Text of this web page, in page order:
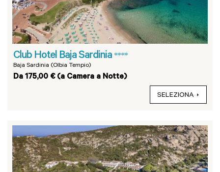
Club Hotel Baja Sardinia ****
Baja Sardinia (Olbia Tempio)
Da 175,00 € (a Camera a Notte)
SELEZIONA